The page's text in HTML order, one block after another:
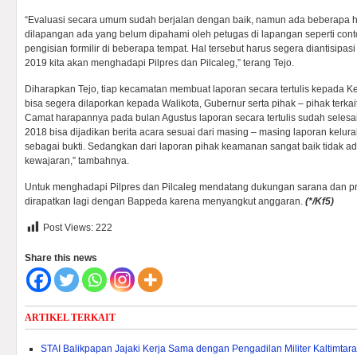
“Evaluasi secara umum sudah berjalan dengan baik, namun ada beberapa
dilapangan ada yang belum dipahami oleh petugas di lapangan seperti
pengisian formilir di beberapa tempat. Hal tersebut harus segera
2019 kita akan menghadapi Pilpres dan Pilcaleg,” terang Tejo.
Diharapkan Tejo, tiap kecamatan membuat laporan secara tertulis kepada
bisa segera dilaporkan kepada Walikota, Gubernur serta pihak – pihak
Camat harapannya pada bulan Agustus laporan secara tertulis sudah
2018 bisa dijadikan berita acara sesuai dari masing – masing laporan
sebagai bukti. Sedangkan dari laporan pihak keamanan sangat baik tidak
kewajaran,” tambahnya.
Untuk menghadapi Pilpres dan Pilcaleg mendatang dukungan sarana dan
dirapatkan lagi dengan Bappeda karena menyangkut anggaran. (*/Kf5)
Post Views: 222
Share this news
ARTIKEL TERKAIT
STAI Balikpapan Jajaki Kerja Sama dengan Pengadilan Militer Kaltimtara